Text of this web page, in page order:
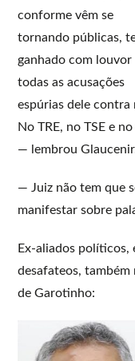
conforme vêm se
tornando públicas,
ganhado com louvor
todas as acusações
espúrias dele contra
No TRE, no TSE e
— lembrou
— Juiz não tem que
manifestar sobre
Ex-aliados políticos,
desafateos, também
de Garotinho: